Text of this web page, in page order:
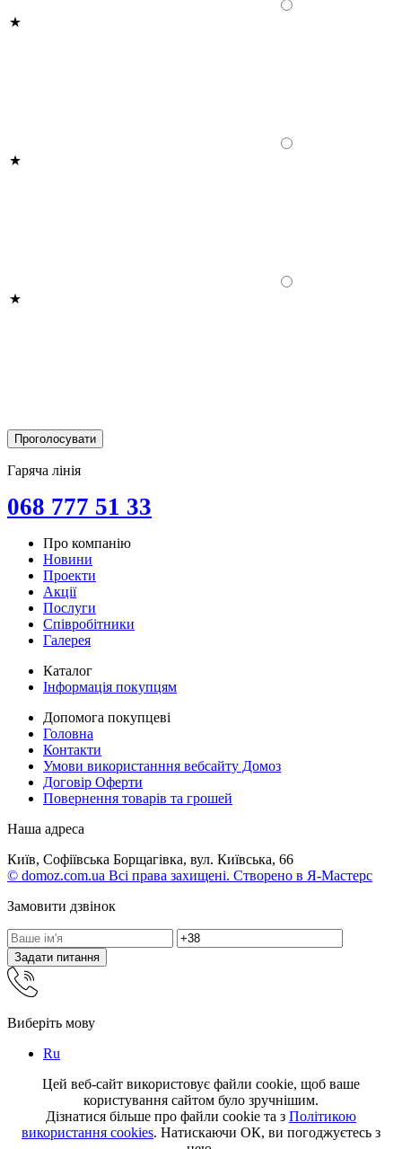
Гаряча лінія
068 777 51 33
Про компанію
Новини
Проекти
Акції
Послуги
Співробітники
Галерея
Каталог
Інформація покупцям
Допомога покупцеві
Головна
Контакти
Умови використанння вебсайту Домоз
Договір Оферти
Повернення товарів та грошей
Наша адреса
Київ, Софіївська Борщагівка, вул. Київська, 66
© domoz.com.ua Всі права захищені. Створено в Я-Мастерс
Замовити дзвінок
Задати питання
Виберіть мову
Ru
Цей веб-сайт використовує файли cookie, щоб ваше
користування сайтом було зручнішим.
Дізнатися більше про файли cookie та з Політикою
використання cookies. Натискаючи ОК, ви погоджуєтесь з